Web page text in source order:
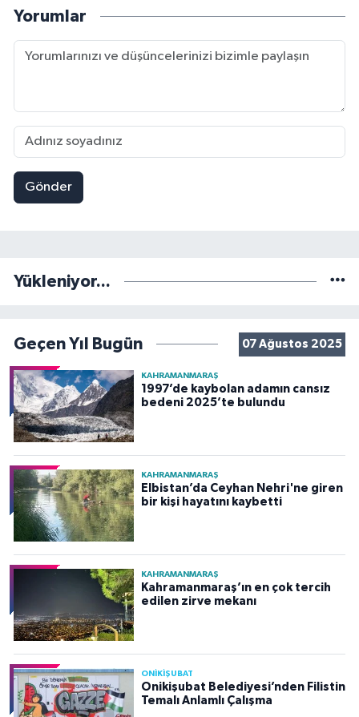
Yorumlar
Gönder
Yükleniyor...
Geçen Yıl Bugün 07 Ağustos 2025
KAHRAMANMARAŞ
1997’de kaybolan adamın cansız
bedeni 2025’te bulundu
KAHRAMANMARAŞ
Elbistan’da Ceyhan Nehri'ne giren
bir kişi hayatını kaybetti
KAHRAMANMARAŞ
Kahramanmaraş’ın en çok tercih
edilen zirve mekanı
ONİKİŞUBAT
Onikişubat Belediyesi’nden Filistin
Temalı Anlamlı Çalışma